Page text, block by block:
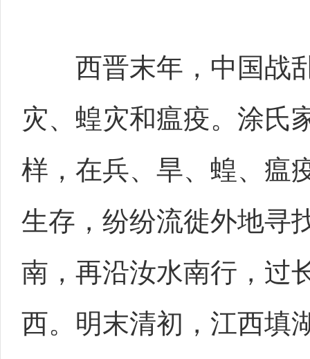
西晋末年，中国战乱
灾、蝗灾和瘟疫。涂氏
样，在兵、旱、蝗、瘟
生存，纷纷流徙外地寻
南，再沿汝水南行，过
西。明末清初，江西填